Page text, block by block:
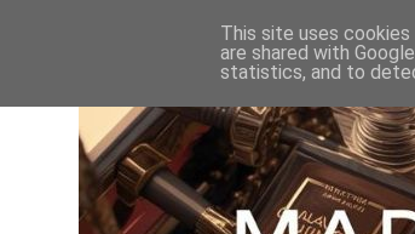
This site uses
are shared with
statistics, and to